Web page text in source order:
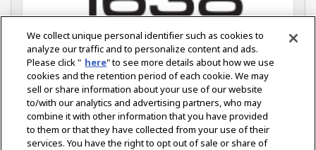
บริษัท ยันม่าร์ เอส.พี. จำกัด
การนิคมอุตสาหกรรมลาดกระบัง
115 ซอยฉลองกรุง 31 แขวงลำปลาทิว เขตลาดกระบัง กรุงเทพฯ 10520 โทรศัพท์ 0 2326
0700-7
We collect unique personal identifier such as cookies to
analyze our traffic and to personalize content and ads.
Please click " here" to see more details about how we use
cookies and the retention period of each cookie. We may
sell or share information about your use of our website
to/with our analytics and advertising partners, who may
combine it with other information that you have provided
to them or that they have collected from your use of their
services. You have the right to opt out of sale or share of